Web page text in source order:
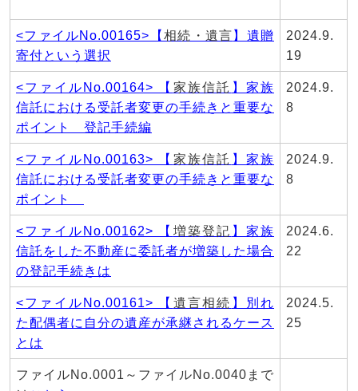
<ファイルNo.00165>【 相続・遺言 】遺贈
寄付という選択
2024.9.
19
<ファイルNo.00164> 【 家族信託 】家族
信託における受託者変更の手続きと重要な
ポイント 登記手続編
2024.9.
8
<ファイルNo.00163> 【 家族信託 】家族
信託における受託者変更の手続きと重要な
ポイント
2024.9.
8
<ファイルNo.00162> 【 増築登記 】家族
信託をした不動産に委託者が増築した場合
の登記手続きは
2024.6.
22
<ファイルNo.00161> 【 遺言相続 】別れ
た配偶者に自分の遺産が承継されるケース
とは
2024.5.
25
ファイルNo.0001～ファイルNo.0040まで